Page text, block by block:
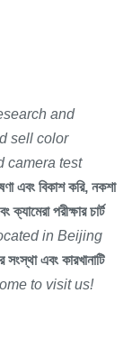
and
sell color
camera test
এবং বিকাশ করি, নকশা
পরীক্ষার চার্ট
in Beijing
সংস্থা এবং কারখানাটি
to visit us!